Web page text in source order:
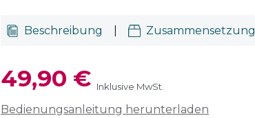
Beschreibung Zusammensetzung
49,90 € Inklusive MwSt.
Bedienungsanleitung herunterladen